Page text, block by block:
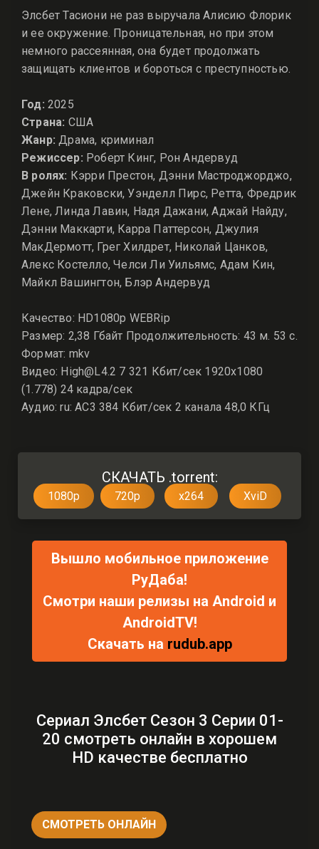
Элсбет Тасиони не раз выручала Алисию Флорик
и ее окружение. Проницательная, но при этом
немного рассеянная, она будет продолжать
защищать клиентов и бороться с преступностью.
Год: 2025
Страна: США
Жанр: Драма, криминал
Режиссер: Роберт Кинг, Рон Андервуд
В ролях: Кэрри Престон, Дэнни Мастроджорджо,
Джейн Краковски, Уэнделл Пирс, Ретта, Фредрик
Лене, Линда Лавин, Надя Дажани, Аджай Найду,
Дэнни Маккарти, Карра Паттерсон, Джулия
МакДермотт, Грег Хилдрет, Николай Цанков,
Алекс Костелло, Челси Ли Уильямс, Адам Кин,
Майкл Вашингтон, Блэр Андервуд
Качество: HD1080p WEBRip
Размер: 2,38 Гбайт Продолжительность: 43 м. 53 с.
Формат: mkv
Видео: High@L4.2 7 321 Кбит/сек 1920x1080
(1.778) 24 кадра/сек
Аудио: ru: AC3 384 Кбит/сек 2 канала 48,0 КГц
СКАЧАТЬ .torrent:
1080p 720p x264 XviD
Вышло мобильное приложение
РуДаба!
Смотри наши релизы на Android и
AndroidTV!
Скачать на rudub.app
Сериал Элсбет Сезон 3 Серии 01-
20 смотреть онлайн в хорошем
HD качестве бесплатно
СМОТРЕТЬ ОНЛАЙН